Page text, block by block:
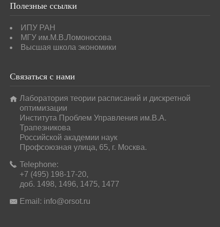
Полезные ссылки
ИПУ РАН
МГУ им.М.В.Ломоносова
Высшая школа экономики
Связаться с нами
Лаборатория теории расписаний и дискретной
оптимизации
Института Проблем Управления им.В.А.
Трапезникова
Российской академии наук
Профсоюзная улица, 65, г. Москва.
Telephone:
+7 (495) 198-17-20,
доб. 1498, 1496, 1475, 1477
Email: info@orsot.ru